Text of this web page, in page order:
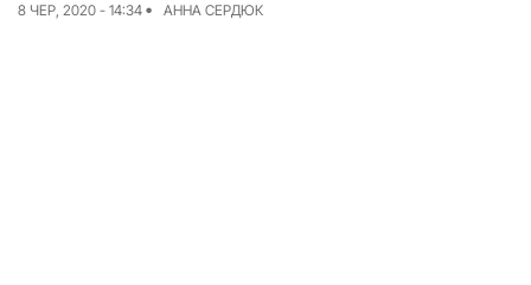
Культура
8 ЧЕР, 2020 - 14:34 АННА СЕРДЮК